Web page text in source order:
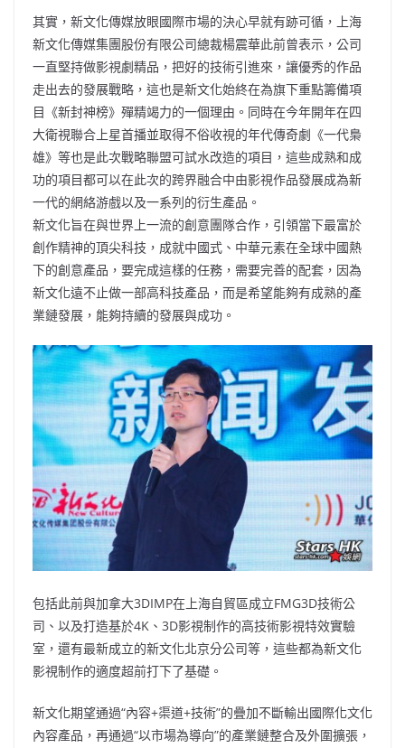
其實，新文化傳媒放眼國際市場的決心早就有跡可循，上海
新文化傳媒集團股份有限公司總裁楊震華此前曾表示，公司
一直堅持做影視劇精品，把好的技術引進來，讓優秀的作品
走出去的發展戰略，這也是新文化始終在為旗下重點籌備項
目《新封神榜》殫精竭力的一個理由。同時在今年開年在四
大衛視聯合上星首播並取得不俗收視的年代傳奇劇《一代梟
雄》等也是此次戰略聯盟可試水改造的項目，這些成熟和成
功的項目都可以在此次的跨界融合中由影視作品發展成為新
一代的網絡游戲以及一系列的衍生產品。
新文化旨在與世界上一流的創意團隊合作，引領當下最富於
創作精神的頂尖科技，成就中國式、中華元素在全球中國熱
下的創意產品，要完成這樣的任務，需要完善的配套，因為
新文化遠不止做一部高科技產品，而是希望能夠有成熟的產
業鏈發展，能夠持續的發展與成功。
包括此前與加拿大3DIMP在上海自貿區成立FMG3D技術公
司、以及打造基於4K、3D影視制作的高技術影視特效實驗
室，還有最新成立的新文化北京分公司等，這些都為新文化
影視制作的適度超前打下了基礎。
新文化期望通過“內容+渠道+技術”的疊加不斷輸出國際化文化
內容產品，再通過“以市場為導向”的產業鏈整合及外圍擴張，